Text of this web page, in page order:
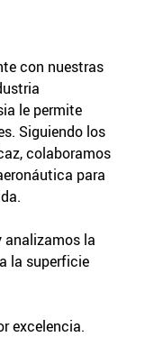
con nuestras
le permite
Siguiendo los
colaboramos
para
analizamos la
la superficie
excelencia.